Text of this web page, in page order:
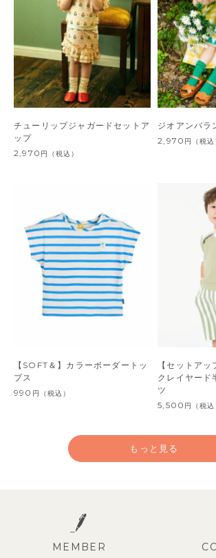
チューリップジャガードセットア
ップ
2,970 円 （税込）
ジオアンバラ
2,970 円 （税込
【SOFT＆】カラーボーダートッ
プス
990 円 （税込）
【セットア
クレイヤード
ツ
5,500 円 （税込
もっと見る
MEMBER